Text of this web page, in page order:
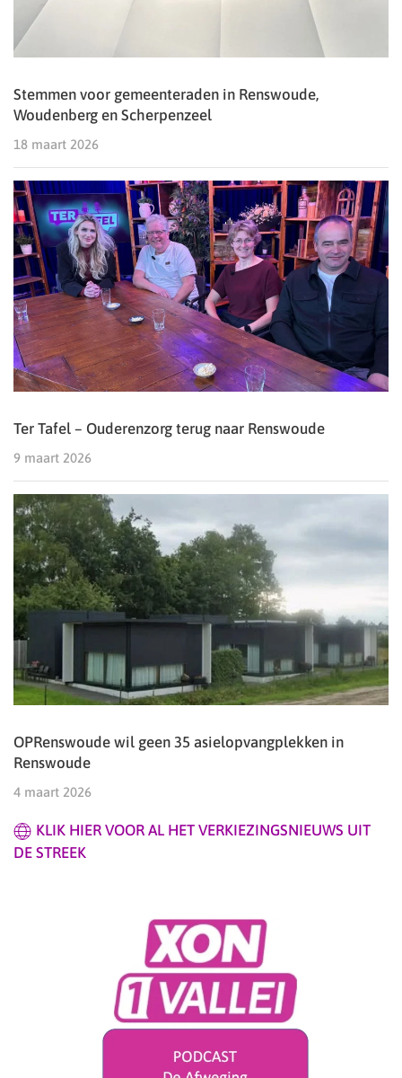
Stemmen voor gemeenteraden in Renswoude,
Woudenberg en Scherpenzeel
18 maart 2026
Ter Tafel – Ouderenzorg terug naar Renswoude
9 maart 2026
OPRenswoude wil geen 35 asielopvangplekken in
Renswoude
4 maart 2026
KLIK HIER VOOR AL HET VERKIEZINGSNIEUWS UIT
DE STREEK